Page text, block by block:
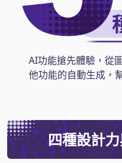
AI功能搶先體驗，從
他功能的自動生成，
四種設計